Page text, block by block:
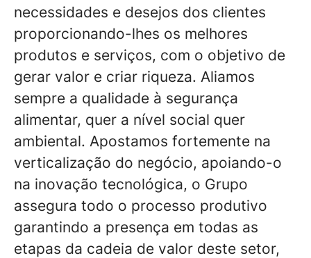
necessidades e desejos dos clientes
proporcionando-lhes os melhores
produtos e serviços, com o objetivo de
gerar valor e criar riqueza. Aliamos
sempre a qualidade à segurança
alimentar, quer a nível social quer
ambiental. Apostamos fortemente na
verticalização do negócio, apoiando-o
na inovação tecnológica, o Grupo
assegura todo o processo produtivo
garantindo a presença em todas as
etapas da cadeia de valor deste setor,